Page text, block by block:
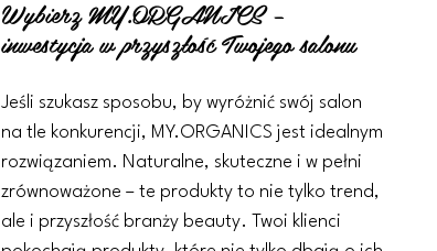
Wybierz MY.ORGANICS –
inwestycja w przyszłość Twojego salonu
Jeśli szukasz sposobu, by wyróżnić swój salon
na tle konkurencji, MY.ORGANICS jest idealnym
rozwiązaniem. Naturalne, skuteczne i w pełni
zrównoważone – te produkty to nie tylko trend,
ale i przyszłość branży beauty. Twoi klienci